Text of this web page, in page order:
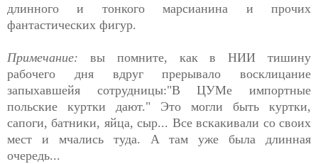
длинного и тонкого марсианина и прочих
фантастических фигур.
Примечание: вы помните, как в НИИ тишину
рабочего дня вдруг прерывало восклицание
запыхавшейя сотрудницы:"В ЦУМе импортные
польские куртки дают." Это могли быть куртки,
сапоги, батники, яйца, сыр... Все вскакивали со своих
мест и мчались туда. А там уже была длинная
очередь...